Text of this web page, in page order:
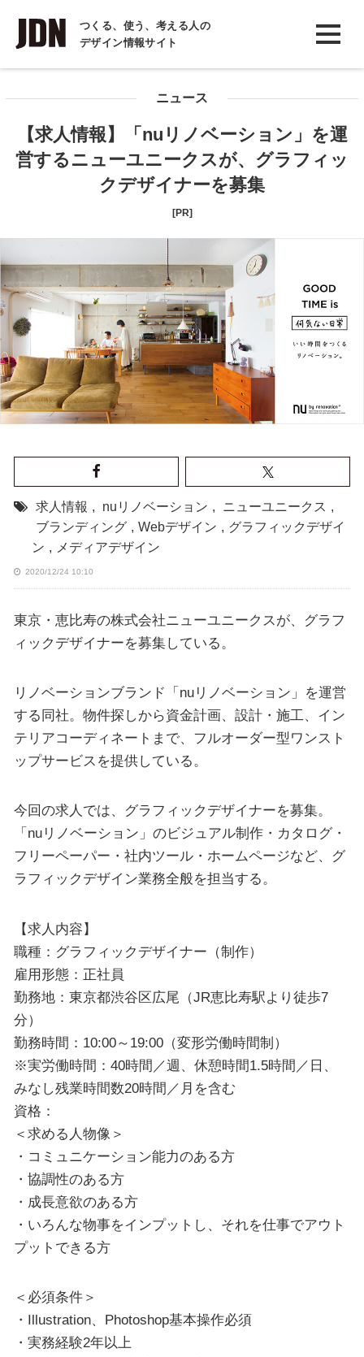
つくる、使う、考える人の
デザイン情報サイト
INTERVIEW
インタビュー
COLUMN
ニュース
【求人情報】「nuリノベーション」を運
営するニューユニークスが、グラフィッ
クデザイナーを募集
[PR]
求人情報 , nuリノベーション , ニューユニークス ,
ブランディング , Webデザイン , グラフィックデザイ
ン , メディアデザイン
2020/12/24 10:10
東京・恵比寿の株式会社ニューユニークスが、グラフ
ィックデザイナーを募集している。
リノベーションブランド「nuリノベーション」を運営
する同社。物件探しから資金計画、設計・施工、イン
テリアコーディネートまで、フルオーダー型ワンスト
ップサービスを提供している。
今回の求人では、グラフィックデザイナーを募集。
「nuリノベーション」のビジュアル制作・カタログ・
フリーペーパー・社内ツール・ホームページなど、グ
ラフィックデザイン業務全般を担当する。
【求人内容】
職種：グラフィックデザイナー（制作）
雇用形態：正社員
勤務地：東京都渋谷区広尾（JR恵比寿駅より徒歩7
分）
勤務時間：10:00～19:00（変形労働時間制）
※実労働時間：40時間／週、休憩時間1.5時間／日、
みなし残業時間数20時間／月を含む
資格：
＜求める人物像＞
・コミュニケーション能力のある方
・協調性のある方
・成長意欲のある方
・いろんな物事をインプットし、それを仕事でアウト
プットできる方
＜必須条件＞
・Illustration、Photoshop基本操作必須
・実務経験2年以上